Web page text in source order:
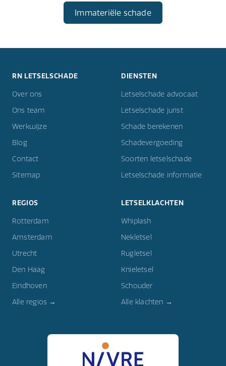
Immateriële schade
RN LETSELSCHADE
Over ons
Ons team
Werkwijze
Blog
Contact
Sitemap
DIENSTEN
Letselschade advocaat
Letselschade jurist
Schade berekenen
Schadevergoeding
Soorten letselschade
Letselschade informatie
REGIOS
Rotterdam
Amsterdam
Utrecht
Den Haag
Eindhoven
Alle regios →
LETSELKLACHTEN
Whiplash
Nekletsel
Rugletsel
Knieletsel
Schouder
Alle klachten →